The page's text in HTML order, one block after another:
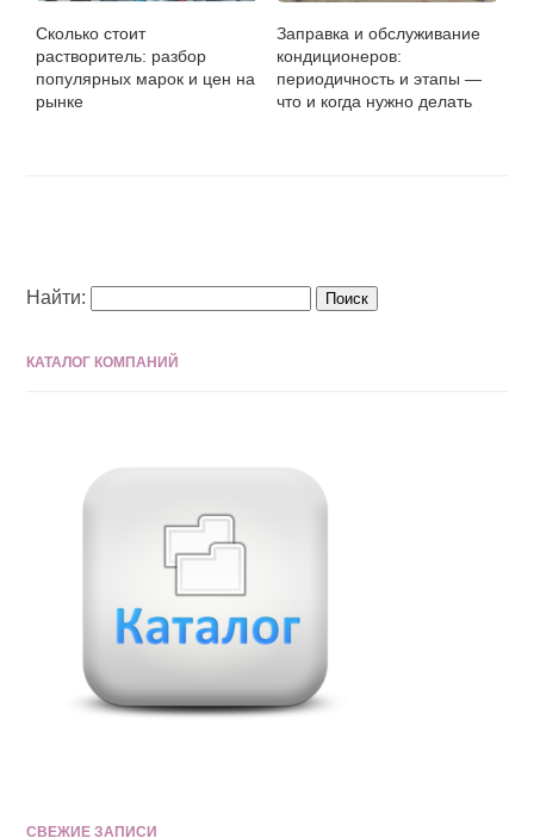
Сколько стоит
растворитель: разбор
популярных марок и цен на
рынке
Заправка и обслуживание
кондиционеров:
периодичность и этапы —
что и когда нужно делать
Найти:
КАТАЛОГ КОМПАНИЙ
СВЕЖИЕ ЗАПИСИ